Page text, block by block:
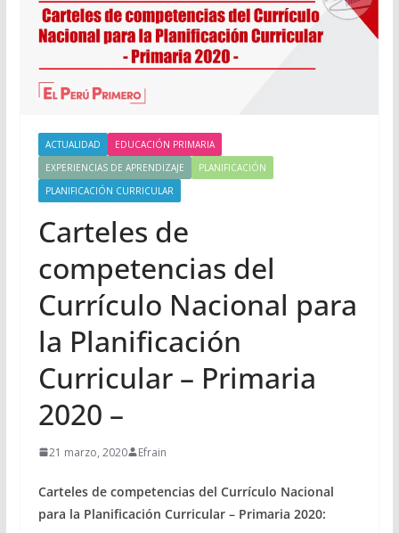
ACTUALIDAD
EDUCACIÓN PRIMARIA
EXPERIENCIAS DE APRENDIZAJE
PLANIFICACIÓN
PLANIFICACIÓN CURRICULAR
Carteles de
competencias del
Currículo Nacional para
la Planificación
Curricular – Primaria
2020 –
21 marzo, 2020 Efrain
Carteles de competencias del Currículo Nacional
para la Planificación Curricular – Primaria 2020: